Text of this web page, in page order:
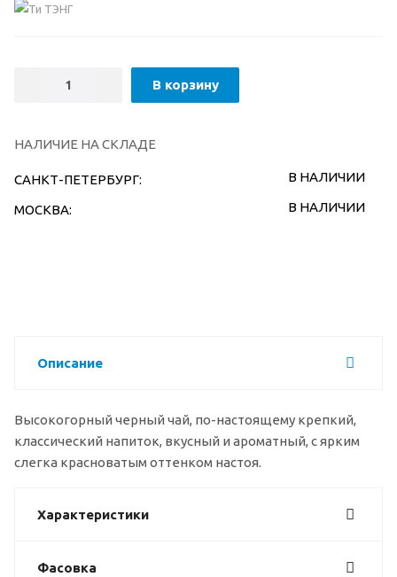
В корзину
НАЛИЧИЕ НА СКЛАДЕ
САНКТ-ПЕТЕРБУРГ: В НАЛИЧИИ
МОСКВА: В НАЛИЧИИ
Описание
Высокогорный черный чай, по-настоящему крепкий,
классический напиток, вкусный и ароматный, с ярким
слегка красноватым оттенком настоя.
Характеристики
Фасовка